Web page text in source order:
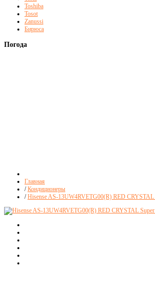
Toshiba
Tosot
Zanussi
Бирюса
Погода
Главная
/ Кондиционеры
/ Hisense AS-13UW4RVETG00(R) RED CRYSTAL